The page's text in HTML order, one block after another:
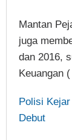
Mantan
juga
dan 2016,
Keuangan
Polisi
Debut